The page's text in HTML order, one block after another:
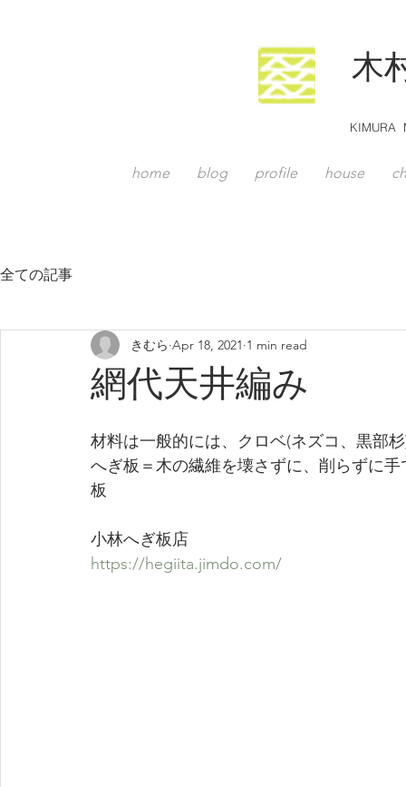
木
KIMURA
home blog profile house
全ての記事
網代天井編み
きむら Apr 18, 2021 1 min read
材料は一般的には、クロベ(ネズコ、黒部
へぎ板＝木の繊維を壊さずに、削らずに
板
小林へぎ板店
https://hegiita.jimdo.com/